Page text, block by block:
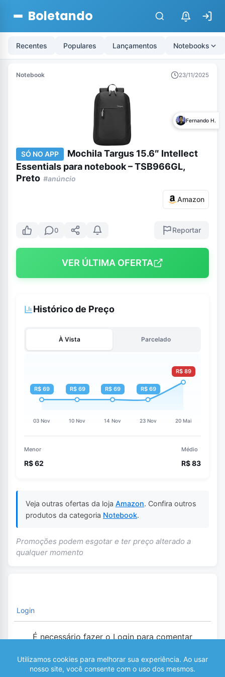
Boletando $
Recentes Populares Lançamentos Notebooks
Notebook 23/11/2025
Fernando H.
SÓ NO APP
Mochila Targus 15.6″ Intellect
Essentials para notebook – TSB966GL,
Preto #anúncio
Amazon
0 Reportar
VER ÚLTIMA OFERTA
Histórico de Preço
À Vista Parcelado
Menor
R$ 62
Médio
R$ 83
Veja outras ofertas da loja Amazon. Confira outros
produtos da categoria Notebook.
Promoções podem esgotar e ter preço alterado a
qualquer momento
Login
É necessário fazer o Login para comentar
0 COMENTÁRIOS